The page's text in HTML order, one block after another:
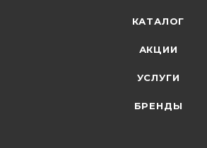
КАТАЛОГ
АКЦИИ
УСЛУГИ
БРЕНДЫ